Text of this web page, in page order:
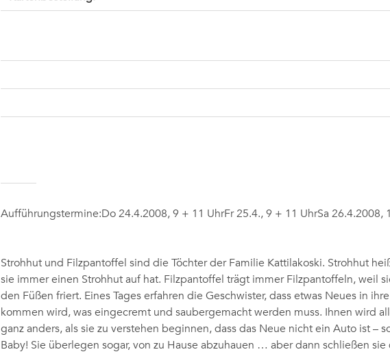
Aufführungstermine:Do 24.4.2008, 9 + 11 UhrFr 25.4., 9 + 11 UhrSa 26.4.2008,
Strohhut und Filzpantoffel sind die Töchter der Familie Kattilakoski. Strohhut
sie immer einen Strohhut auf hat. Filzpantoffel trägt immer Filzpantoffeln, weil
den Füßen friert. Eines Tages erfahren die Geschwister, dass etwas Neues in
kommen wird, was eingecremt und saubergemacht werden muss. Ihnen wird
ganz anders, als sie zu verstehen beginnen, dass das Neue nicht ein Auto ist –
Baby! Sie überlegen sogar, von zu Hause abzuhauen … aber dann schließen sie